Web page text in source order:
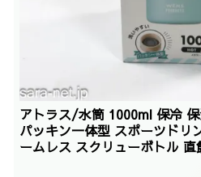
アトラス/水筒 1000ml 保冷
パッキン一体型 スポーツドリ
ームレス スクリューボトル
れ楽 アウトドア WENS ウェ